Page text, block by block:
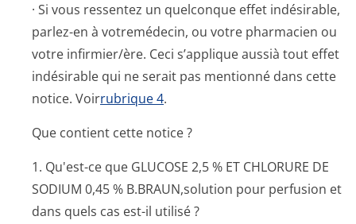
· Si vous ressentez un quelconque effet indésirable,
parlez-en à votremédecin, ou votre pharmacien ou
votre infirmier/ère. Ceci s’applique aussià tout effet
indésirable qui ne serait pas mentionné dans cette
notice. Voirrubrique 4.
Que contient cette notice ?
1. Qu'est-ce que GLUCOSE 2,5 % ET CHLORURE DE
SODIUM 0,45 % B.BRAUN,solution pour perfusion et
dans quels cas est-il utilisé ?